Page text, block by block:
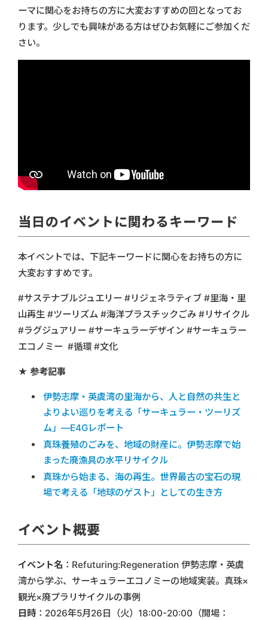
ーマに関心をお持ちの方に大変おすすめの回となってお
ります。少しでも興味がある方はぜひお気軽にご参加くだ
さい。
当日のイベントに関わるキーワード
本イベントでは、下記キーワードに関心をお持ちの方に
大変おすすめです。
#サステナブルジュエリー #リジェネラティブ #里海・里
山再生 #ツーリズム #海洋プラスチックごみ #リサイクル
#ラグジュアリー #サーキュラーデザイン #サーキュラー
エコノミー #循環 #文化
★ 参考記事
伊勢志摩・英虞湾の里海から、人と自然の共生と
よりよい巡りを考える「サーキュラー・ツーリズ
ム」―E4Gレポート
真珠養殖のごみを、地域の財産に。伊勢志摩で始
まった廃漁具の水平リサイクル
真珠から始まる、海の再生。世界最古の宝石の現
場で考える「地球のゲスト」としての生き方
イベント概要
イベント名 ：Refuturing:Regeneration 伊勢志摩・英虞
湾から学ぶ、サーキュラーエコノミーの地域実装。真珠×
観光×廃プラリサイクルの事例
日時 ：2026年5月26日（火）18:00-20:00（開場：